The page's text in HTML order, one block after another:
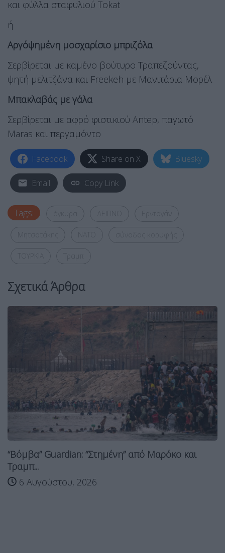
και φύλλα σταφυλιού Tokat
ή
Αργόψημένη μοσχαρίσιο μπριζόλα
Σερβίρεται με καμένο βούτυρο Τραπεζούντας,
ψητή μελιτζάνα και Freekeh με Μανιτάρια Μορέλ
Μπακλαβάς με γάλα
Σερβίρεται με αφρό φιστικιού Antep, παγωτό
Maras και περγαμόντο
Facebook Share on X Bluesky
Email Copy Link
Tags:
Σχετικά Άρθρα
“Βόμβα” Guardian: “Στημένη” από Μαρόκο και
Τραμπ...
6 Αυγούστου, 2026